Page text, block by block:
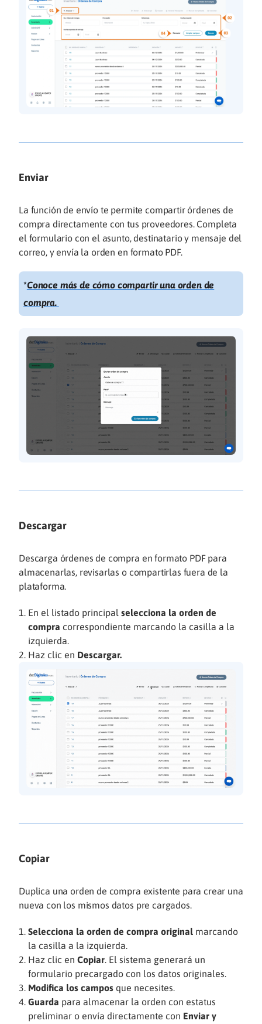
Enviar
La función de envío te permite compartir órdenes de
compra directamente con tus proveedores. Completa
el formulario con el asunto, destinatario y mensaje del
correo, y envía la orden en formato PDF.
*Conoce más de cómo compartir una orden de
compra.
Descargar
Descarga órdenes de compra en formato PDF para
almacenarlas, revisarlas o compartirlas fuera de la
plataforma.
En el listado principal selecciona la orden de
compra correspondiente marcando la casilla a la
izquierda.
Haz clic en Descargar.
Copiar
Duplica una orden de compra existente para crear una
nueva con los mismos datos pre cargados.
Selecciona la orden de compra original marcando
la casilla a la izquierda.
Haz clic en Copiar. El sistema generará un
formulario precargado con los datos originales.
Modifica los campos que necesites.
Guarda para almacenar la orden con estatus
preliminar o envía directamente con Enviar y